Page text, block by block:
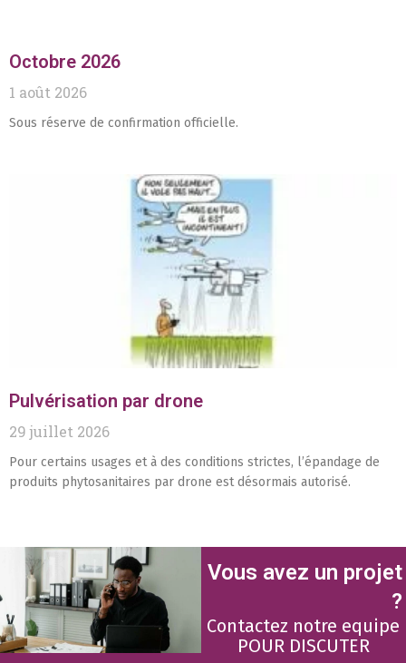
Octobre 2026
1 août 2026
Sous réserve de confirmation officielle.
Pulvérisation par drone
29 juillet 2026
Pour certains usages et à des conditions strictes, l’épandage de
produits phytosanitaires par drone est désormais autorisé.
Vous avez un projet
?
Contactez notre equipe
POUR DISCUTER